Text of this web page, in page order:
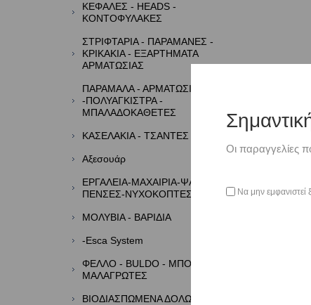
ΚΕΦΑΛΕΣ - HEADS -
ΚΟΝΤΟΦΥΛΑΚΕΣ
ΣΤΡΙΦΤΑΡΙΑ - ΠΑΡΑΜΑΝΕΣ -
ΚΡΙΚΑΚΙΑ - ΕΞΑΡΤΗΜΑΤΑ
ΑΡΜΑΤΩΣΙΑΣ
ΠΑΡΑΜΑΛΑ - ΑΡΜΑΤΩΣΙΕΣ
-ΠΟΛΥΑΓΚΙΣΤΡΑ -
ΜΠΑΛΑΔΟΚΑΘΕΤΕΣ
ΚΑΣΕΛΑΚΙΑ - ΤΣΑΝΤΕΣ - ΘΗΚΕΣ
Αξεσουάρ
ΕΡΓΑΛΕΙΑ-ΜΑΧΑΙΡΙΑ-ΨΑΛΙΔΙΑ-
ΠΕΝΣΕΣ-ΝΥΧΟΚΟΠΤΕΣ
ΜΟΛΥΒΙΑ - ΒΑΡΙΔΙΑ
-Esca System
ΦΕΛΛΟ - BULDO - ΜΠΟΡΜΠΑΔΕΣ -
ΜΑΛΑΓΡΩΤΕΣ
ΒΙΟΔΙΑΣΠΩΜΕΝΑ ΔΟΛΩΜΑΤΑ
Οι παραγγελίες
Να μην εμφανιστεί